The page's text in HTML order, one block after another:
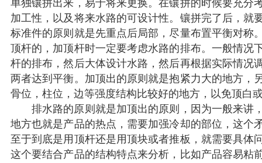
单独镶拼出来，易于将来更换。在镶拼的时候要充分
加工性，以及将来水路的可设计性。镶拼完了后，就
标准件的原则就是先重点后局部，尽量布置平衡对称
顶杆的，加顶杆时一定要考虑水路的排布。一般情况
杆的排布，然后大体设计水路，然后再根据实际情况
两者达到平衡。加顶出的原则就是抱紧力大的地方，
骨位，柱位，边等强度结构比较好的地方，以免顶白
排水路的原则就是加顶出的原则，因为一般来讲
地方也就是产品的热点，需要加强冷却的部位，这个
至于到底是用顶杆还是用顶块或者推板，就需要具体
这个要结合产品的结构特点来分析，比如产品容易粘